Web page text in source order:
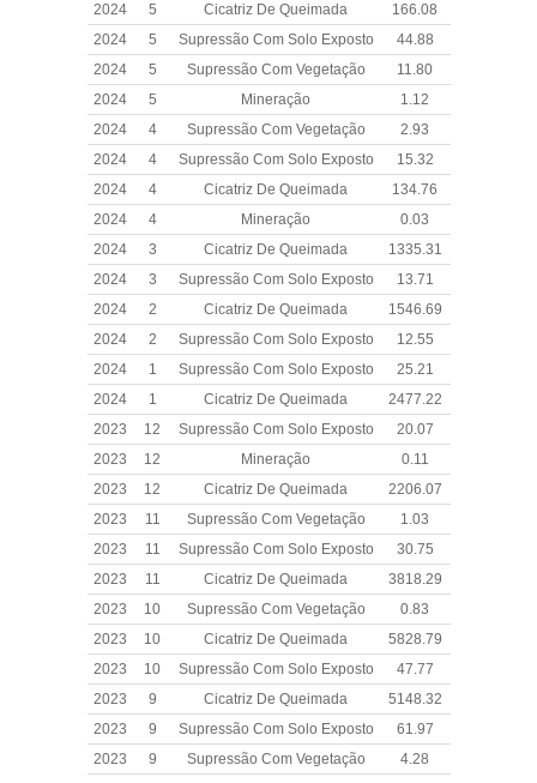
2024
5 Cicatriz De Queimada
166.08
2024
5 Supressão Com Solo Exposto
44.88
2024
5 Supressão Com Vegetação
11.80
2024
5 Mineração
1.12
2024
4 Supressão Com Vegetação
2.93
2024
4 Supressão Com Solo Exposto
15.32
2024
4 Cicatriz De Queimada
134.76
2024
4 Mineração
0.03
2024
3 Cicatriz De Queimada
1335.31
2024
3 Supressão Com Solo Exposto
13.71
2024
2 Cicatriz De Queimada
1546.69
2024
2 Supressão Com Solo Exposto
12.55
2024
1 Supressão Com Solo Exposto
25.21
2024
1 Cicatriz De Queimada
2477.22
2023
12 Supressão Com Solo Exposto
20.07
2023
12 Mineração
0.11
2023
12 Cicatriz De Queimada
2206.07
2023
11 Supressão Com Vegetação
1.03
2023
11 Supressão Com Solo Exposto
30.75
2023
11 Cicatriz De Queimada
3818.29
2023
10 Supressão Com Vegetação
0.83
2023
10 Cicatriz De Queimada
5828.79
2023
10 Supressão Com Solo Exposto
47.77
2023
9 Cicatriz De Queimada
5148.32
2023
9 Supressão Com Solo Exposto
61.97
2023
9 Supressão Com Vegetação
4.28